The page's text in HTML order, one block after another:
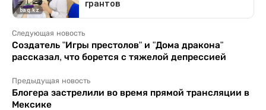
Следующая новость
Создатель "Игры престолов" и "Дома дракона"
рассказал, что борется с тяжелой депрессией
Предыдущая новость
Блогера застрелили во время прямой трансляции в
Мексике